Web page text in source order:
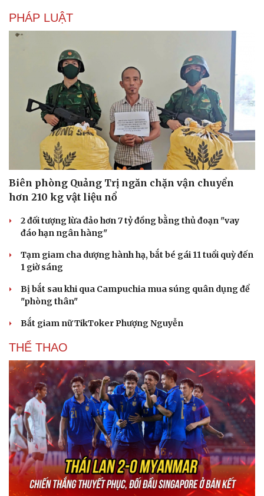
PHÁP LUẬT
Biên phòng Quảng Trị ngăn chặn vận chuyển
hơn 210 kg vật liệu nổ
2 đối tượng lừa đảo hơn 7 tỷ đồng bằng thủ đoạn "vay
đáo hạn ngân hàng"
Tạm giam cha dượng hành hạ, bắt bé gái 11 tuổi quỳ đến
1 giờ sáng
Bị bắt sau khi qua Campuchia mua súng quân dụng để
"phòng thân"
Bắt giam nữ TikToker Phượng Nguyễn
THỂ THAO